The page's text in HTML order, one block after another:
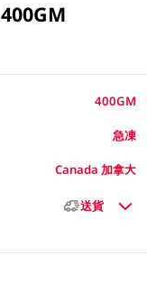
400GM
急凍
Canada 加拿大
送貨